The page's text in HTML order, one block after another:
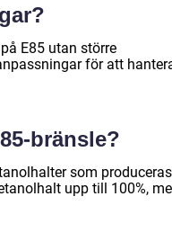
E85 utan större
för att
bränsle?
som
upp till 100%,